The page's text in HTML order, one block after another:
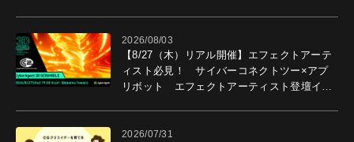
2026/08/03
【8/27（木）リアル開催】エフェクトアーテ
ィスト必見！ サイバーコネクトツー×アプ
リボット エフェクトアーティスト登壇イベ
2026/07/31